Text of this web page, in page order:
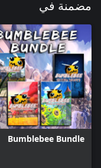
مضمنة في
Bumblebee Bundle